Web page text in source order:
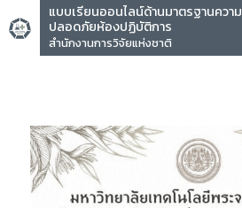
แบบเรียนออนไลน์ด้านมาตรฐานความ
ปลอดภัยห้องปฏิบัติการ
สำนักงานการวิจัยแห่งชาติ